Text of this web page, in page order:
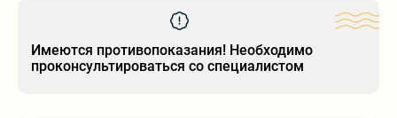
Имеются противопоказания! Необходимо
проконсультироваться со специалистом